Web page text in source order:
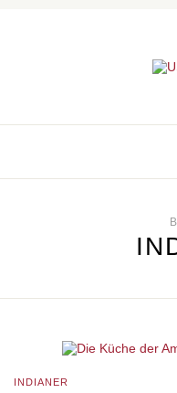
INDIANER